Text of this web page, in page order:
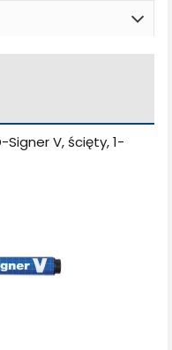
Signer V, ścięty, 1-